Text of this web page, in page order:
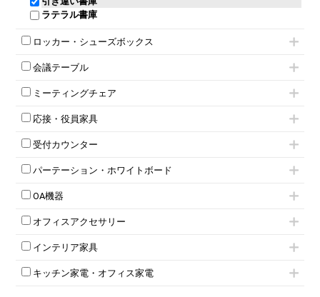
ラテラル書庫
ロッカー・シューズボックス
1人用ロッカー
2人用ロッカー
3人用ロッカー
5人用ロッカー
8人用ロッカー
多人数ロッカー
ダイヤル錠ロッカー
ダイヤル錠ロッカー
ワードローブ・クローゼット
会議テーブル
スタッキングテーブル
ネスティングテーブル
カウンターテーブル
T字脚テーブル
会議テーブルW1200～
会議テーブルW1800～
平行スタックテーブル
会議テーブルその他
ミーティングチェア
キャスター付きミーティングチェア
スタッキングミーティングチェア
テーブル付きミーティングチェア
折りたたみミーティングチェア
ハイチェア
ミーティングチェアその他
応接・役員家具
応接セット
応接ソファ
応接チェア
応接・役員家具その他
受付カウンター
ローカウンター
ラウンジカウンター
パーテーション・ホワイトボード
パーテーション
自立タイプパーテーション
パーテーションその他
壁掛けホワイトボード
ホワイトボードその他
OA機器
電話機（ビジネスフォン）
シュレッダー
スクリーン
オフィスアクセサリー
チェア用台車
演台・講演台・演説台
防音パネル
インテリア家具
モールドチェア
ダイニングチェア
キッチン家電・オフィス家電